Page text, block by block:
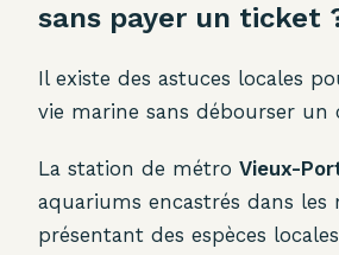
sans payer un ticket
Il existe des astuces locales
vie marine sans débourser un
La station de métro Vieux-
aquariums encastrés dans
présentant des espèces